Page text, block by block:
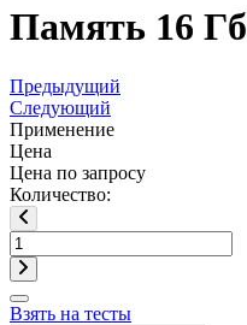
Память 16 Гб
Предыдущий
Следующий
Применение
Цена
Цена по запросу
Количество:
Взять на тесты